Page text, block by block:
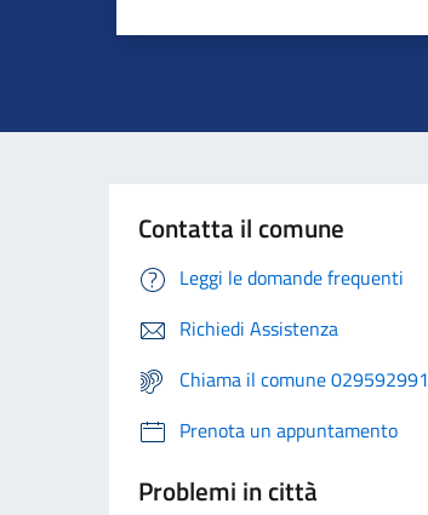
Contatta il comune
Leggi le domande frequenti
Richiedi Assistenza
Chiama il comune 029592991
Prenota un appuntamento
Problemi in città